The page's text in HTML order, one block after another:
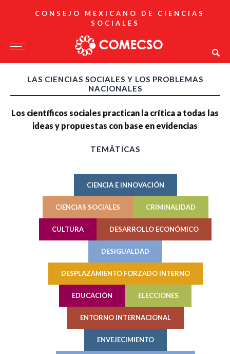
CONSEJO MEXICANO DE CIENCIAS
SOCIALES
LAS CIENCIAS SOCIALES Y LOS PROBLEMAS
NACIONALES
Los científicos sociales practican la crítica a todas las
ideas y propuestas con base en evidencias
TEMÁTICAS
CIENCIA E INNOVACIÓN
CIENCIAS SOCIALES CRIMINALIDAD
CULTURA DESARROLLO ECONÓMICO
DESIGUALDAD
DESPLAZAMIENTO FORZADO INTERNO
EDUCACIÓN ELECCIONES
ENTORNO INTERNACIONAL
ENVEJECIMIENTO